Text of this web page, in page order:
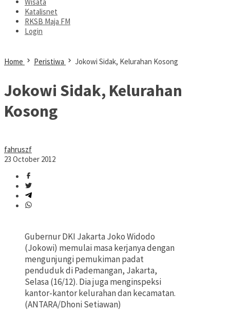
Katalisnet
RKSB Maja FM
Login
Home Peristiwa Jokowi Sidak, Kelurahan Kosong
Jokowi Sidak, Kelurahan
Kosong
fahruszf
23 October 2012
Gubernur DKI Jakarta Joko Widodo
(Jokowi) memulai masa kerjanya dengan
mengunjungi pemukiman padat
penduduk di Pademangan, Jakarta,
Selasa (16/12). Dia juga menginspeksi
kantor-kantor kelurahan dan kecamatan.
(ANTARA/Dhoni Setiawan)